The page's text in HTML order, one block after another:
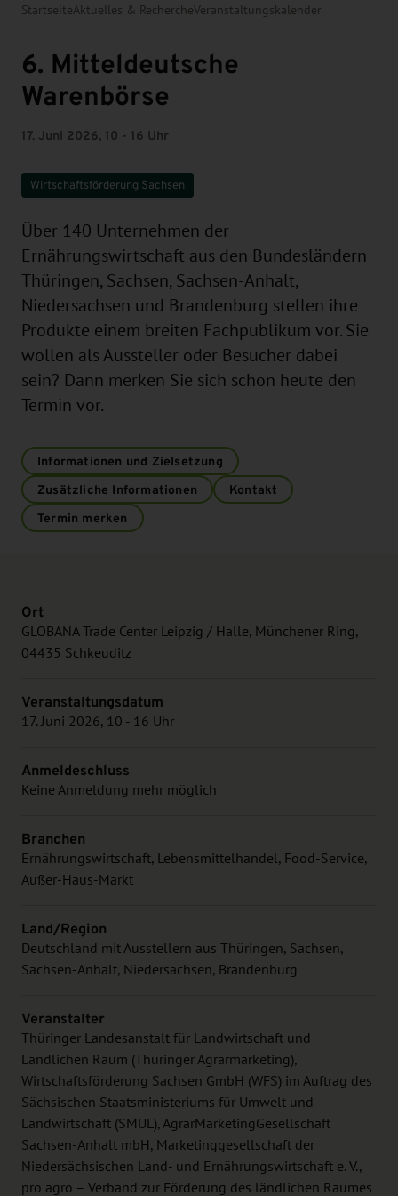
StartseiteAktuelles & RechercheVeranstaltungskalender
6. Mitteldeutsche
Warenbörse
17. Juni 2026, 10 - 16 Uhr
Wirtschaftsförderung Sachsen
Über 140 Unternehmen der
Ernährungswirtschaft aus den Bundesländern
Thüringen, Sachsen, Sachsen-Anhalt,
Niedersachsen und Brandenburg stellen ihre
Produkte einem breiten Fachpublikum vor. Sie
wollen als Aussteller oder Besucher dabei
sein? Dann merken Sie sich schon heute den
Termin vor.
Informationen und Zielsetzung
Zusätzliche Informationen
Kontakt
Termin merken
Ort
GLOBANA Trade Center Leipzig / Halle, Münchener Ring,
04435 Schkeuditz
Veranstaltungsdatum
17. Juni 2026, 10 - 16 Uhr
Anmeldeschluss
Keine Anmeldung mehr möglich
Branchen
Ernährungswirtschaft, Lebensmittelhandel, Food-Service,
Außer-Haus-Markt
Land/Region
Deutschland mit Ausstellern aus Thüringen, Sachsen,
Sachsen-Anhalt, Niedersachsen, Brandenburg
Veranstalter
Thüringer Landesanstalt für Landwirtschaft und
Ländlichen Raum (Thüringer Agrarmarketing),
Wirtschaftsförderung Sachsen GmbH (WFS) im Auftrag des
Sächsischen Staatsministeriums für Umwelt und
Landwirtschaft (SMUL), AgrarMarketingGesellschaft
Sachsen-Anhalt mbH, Marketinggesellschaft der
Niedersächsischen Land- und Ernährungswirtschaft e. V.,
pro agro – Verband zur Förderung des ländlichen Raumes